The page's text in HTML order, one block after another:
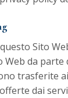
Sito
Web da
trasferite
dai